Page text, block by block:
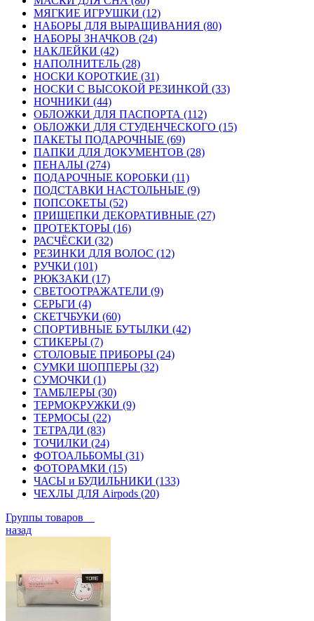
МЯГКИЕ ИГРУШКИ (12)
НАБОРЫ ДЛЯ ВЫРАЩИВАНИЯ (80)
НАБОРЫ ЗНАЧКОВ (24)
НАКЛЕЙКИ (42)
НАПОЛНИТЕЛЬ (28)
НОСКИ КОРОТКИЕ (31)
НОСКИ С ВЫСОКОЙ РЕЗИНКОЙ (33)
НОЧНИКИ (44)
ОБЛОЖКИ ДЛЯ ПАСПОРТА (112)
ОБЛОЖКИ ДЛЯ СТУДЕНЧЕСКОГО (15)
ПАКЕТЫ ПОДАРОЧНЫЕ (69)
ПАПКИ ДЛЯ ДОКУМЕНТОВ (28)
ПЕНАЛЫ (274)
ПОДАРОЧНЫЕ КОРОБКИ (11)
ПОДСТАВКИ НАСТОЛЬНЫЕ (9)
ПОПСОКЕТЫ (52)
ПРИЩЕПКИ ДЕКОРАТИВНЫЕ (27)
ПРОТЕКТОРЫ (16)
РАСЧЁСКИ (32)
РЕЗИНКИ ДЛЯ ВОЛОС (12)
РУЧКИ (101)
РЮКЗАКИ (17)
СВЕТООТРАЖАТЕЛИ (9)
СЕРЬГИ (4)
СКЕТЧБУКИ (60)
СПОРТИВНЫЕ БУТЫЛКИ (42)
СТИКЕРЫ (7)
СТОЛОВЫЕ ПРИБОРЫ (24)
СУМКИ ШОППЕРЫ (32)
СУМОЧКИ (1)
ТАМБЛЕРЫ (30)
ТЕРМОКРУЖКИ (9)
ТЕРМОСЫ (22)
ТЕТРАДИ (83)
ТОЧИЛКИ (24)
ФОТОАЛЬБОМЫ (31)
ФОТОРАМКИ (15)
ЧАСЫ и БУДИЛЬНИКИ (133)
ЧЕХЛЫ ДЛЯ Airpods (20)
Группы товаров
назад